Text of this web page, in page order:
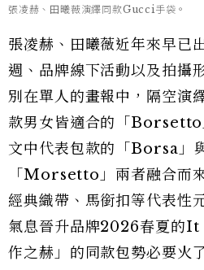
張凌赫、田曦薇演繹同款Gucci手袋。
張凌赫、田曦薇近年來早已
週、品牌線下活動以及拍攝
別在單人的畫報中，隔空演
款男女皆適合的「Borsetto
文中代表包款的「Borsa」
「Morsetto」兩者融合而
經典織帶、馬銜扣等代表性
氣息晉升品牌2026春夏的It
作之赫」的同款包勢必要火